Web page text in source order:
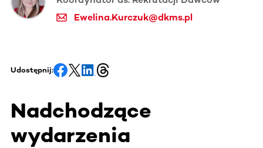
Ewelina.Kurczuk@dkms.pl
Udostępnij:
Nadchodzące
wydarzenia